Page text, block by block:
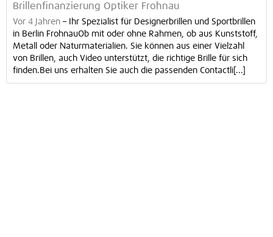
Brillenfinanzierung Optiker Frohnau
Vor 4 Jahren –
Ihr Spezialist für Designerbrillen und Sportbrillen
in Berlin FrohnauOb mit oder ohne Rahmen, ob aus Kunststoff,
Metall oder Naturmaterialien. Sie können aus einer Vielzahl
von Brillen, auch Video unterstützt, die richtige Brille für sich
finden.Bei uns erhalten Sie auch die passenden Contactli[...]